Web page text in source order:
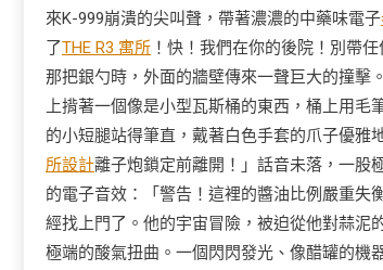
來K-999崩潰的尖叫聲，帶著濃濃的中藥味電子
了THE R3 寓所 ！快！我們在你的後院！別帶
那把銀勺時，外面的牆壁傳來一聲巨大的撞擊
上揹著一個像是小型瓦斯桶的東西，桶上用
的小短腿站得筆直，戴著白色手套的爪子優雅
所設計離子炮鎖定前離開！」話音未落，一股
的電子音效：「警告！這裡的醬油比例嚴重失
經找上門了。他的宇宙冒險，被迫從他對蒜泥
極端的酸氣扭曲。一個閃閃發光、像醋罐的機